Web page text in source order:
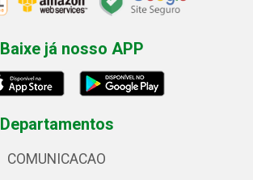
Baixe já nosso APP
Departamentos
COMUNICACAO